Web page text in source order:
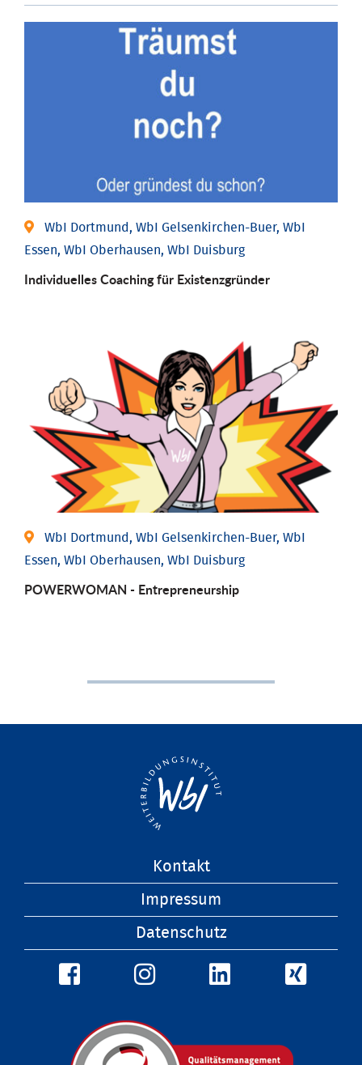
WbI Dortmund, WbI Gelsenkirchen-Buer, WbI
Essen, WbI Oberhausen, WbI Duisburg
Individu­elles Coaching für Existenz­gründer
WbI Dortmund, WbI Gelsenkirchen-Buer, WbI
Essen, WbI Oberhausen, WbI Duisburg
POWERWOMAN - Entrepreneurship
Kontakt
Impressum
Datenschutz